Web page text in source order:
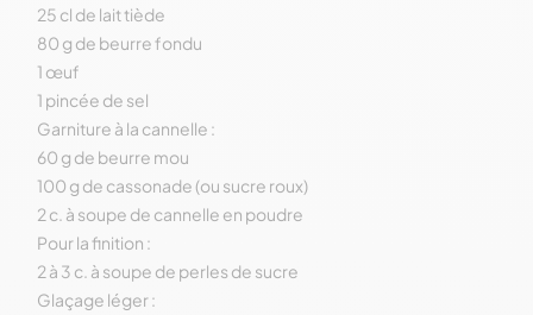
25 cl de lait tiède
80 g de beurre fondu
1 œuf
1 pincée de sel
Garniture à la cannelle :
60 g de beurre mou
100 g de cassonade (ou sucre roux)
2 c. à soupe de cannelle en poudre
Pour la finition :
2 à 3 c. à soupe de perles de sucre
Glaçage léger :